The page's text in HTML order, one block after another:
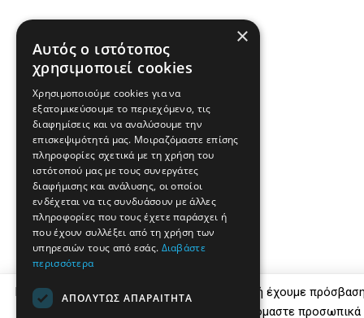
Εμείς και οι συνεργάτες μας αποθηκεύουμε ή έχουμε
σε συσκευές, όπως cookies και επεξεργαζόμαστε
×
Αυτός ο ιστότοπος
χρησιμοποιεί cookies
Χρησιμοποιούμε cookies για να
εξατομικεύσουμε το περιεχόμενο, τις
διαφημίσεις και να αναλύσουμε την
επισκεψιμότητά μας. Μοιραζόμαστε επίσης
πληροφορίες σχετικά με τη χρήση του
ιστότοπού μας με τους συνεργάτες
διαφήμισης και ανάλυσης, οι οποίοι
ενδέχεται να τις συνδυάσουν με άλλες
πληροφορίες που τους έχετε παράσχει ή
που έχουν συλλέξει από τη χρήση των
υπηρεσιών τους από εσάς. Διαβάστε
περισσότερα
ΑΠΟΛΎΤΩΣ ΑΠΑΡΑΊΤΗΤΑ